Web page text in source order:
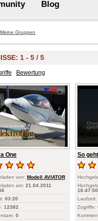
Blog
Meine Gruppen
1 - 5 / 5
Bewertung
One
von: Modell AVIATOR
am: 21.04.2011
03:20
12382
0
So
16:47:50
Laufzeit:
Zugriffe: